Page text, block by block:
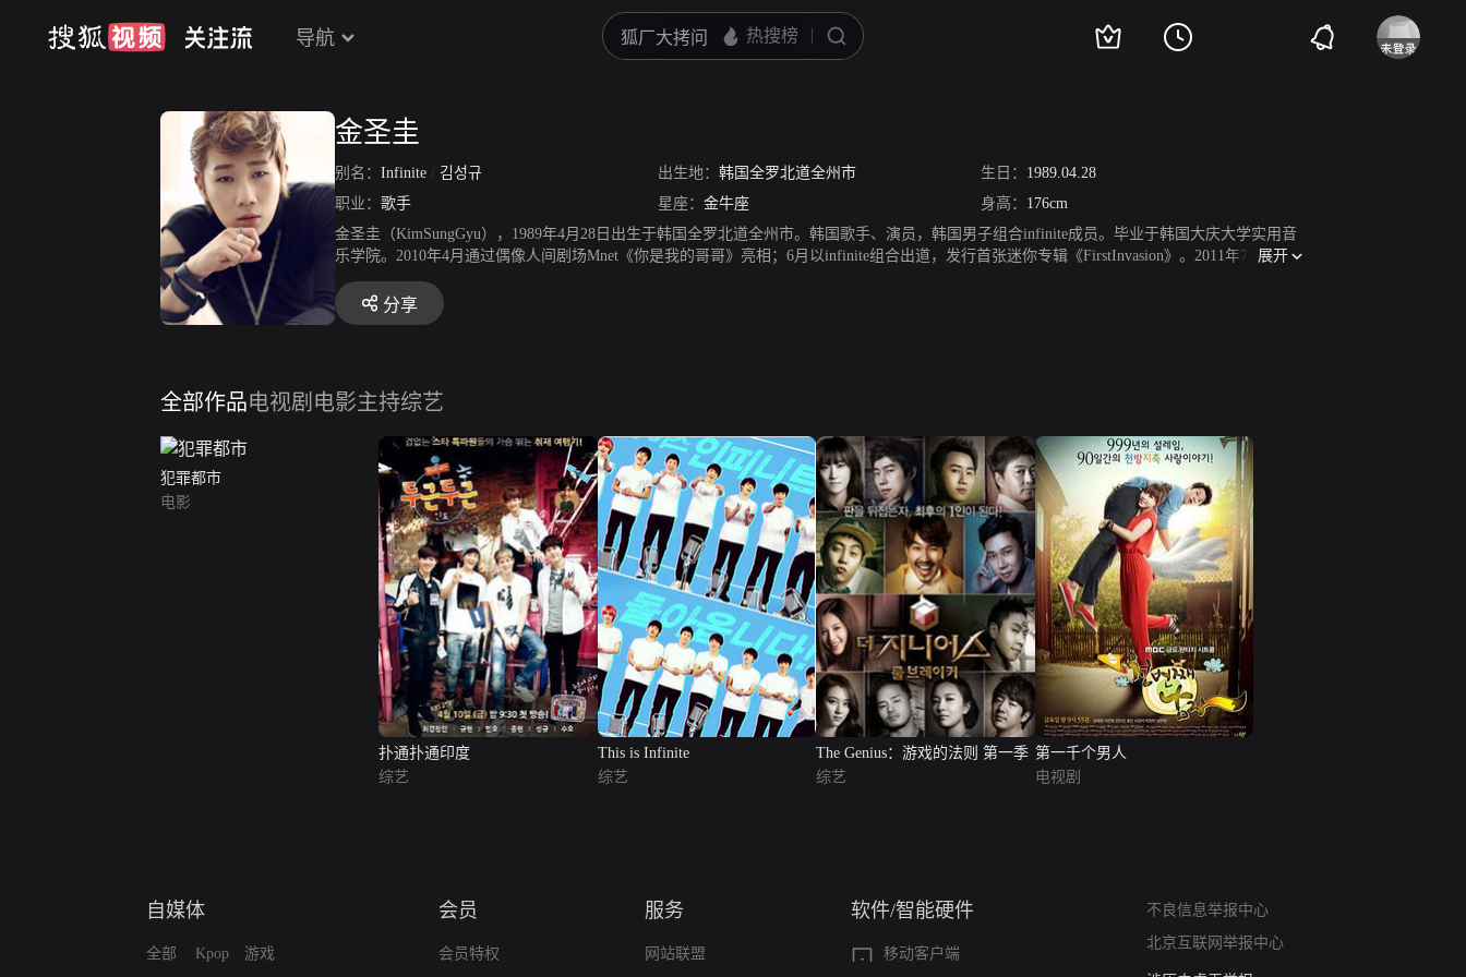
导航
金圣圭
别名： Infinite / 김성규 出生地： 韩国全罗北道全州市 生日： 1989.04.28
职业： 歌手 星座： 金牛座 身高： 176cm
金圣圭（KimSungGyu），1989年4月28日出生于韩国全罗北道全州市。韩国歌手、演员，韩国男子组合infinite成员。毕业于韩国大庆大学实用音
乐学院。2010年4月通过偶像人间剧场Mnet《你是我的哥哥》亮相；6月以infinite组合出道，发行首张迷你专辑《FirstInvasion》。2011年7月组合
发行首张韩语正规专辑《OVERTHETOP》，其中收录金圣圭SOLO曲《Because》。2012年11月，发行个人迷你一辑《AnotherMe》。2013年2月，
成为JTBC综艺《李秀根和金炳万的上流社会》固定主持人；同月出演KBS日日剧《一丝的纯情》中的少年河正宇。2014年5月，组合发行第二张
韩语正规专辑《Season2》，其中收录金圣圭SOLO曲《Light》；8月金圣圭出演音乐剧《吸血鬼》饰演男主角。
展开
分享
全部作品电视剧 电影主持综艺
犯罪都市
电影
扑通扑通印度
综艺
This is Infinite
综艺
The Genius：游戏的法则 第一季
综艺
第一千个男人
电视剧
自媒体
全部 Kpop 游戏
会员
会员特权
服务
网站联盟
软件/智能硬件
移动客户端
不良信息举报中心
北京互联网举报中心
亚运会举报专区